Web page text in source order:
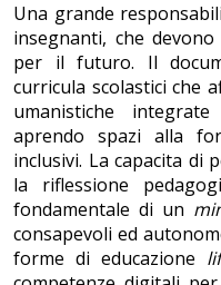
Una grande
insegnanti, che
per il futuro. Il
curricula scolastici che
umanistiche
aprendo spazi alla
inclusivi. La capacita di
la riflessione
fondamentale di un
consapevoli ed
forme di educazione